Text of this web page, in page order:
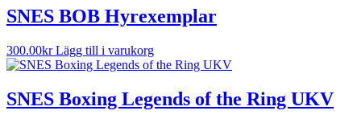
SNES BOB Hyrexemplar
300.00kr Lägg till i varukorg
SNES Boxing Legends of the Ring UKV